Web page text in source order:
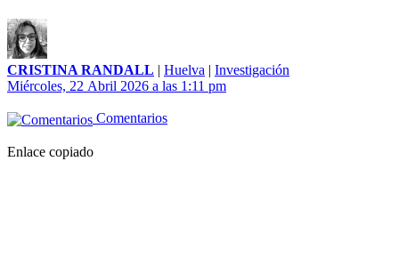
CRISTINA RANDALL | Huelva | Investigación
Miércoles, 22 Abril 2026 a las 1:11 pm
Comentarios
Enlace copiado